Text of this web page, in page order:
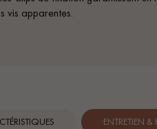
vis apparentes.
ENTRETIEN &